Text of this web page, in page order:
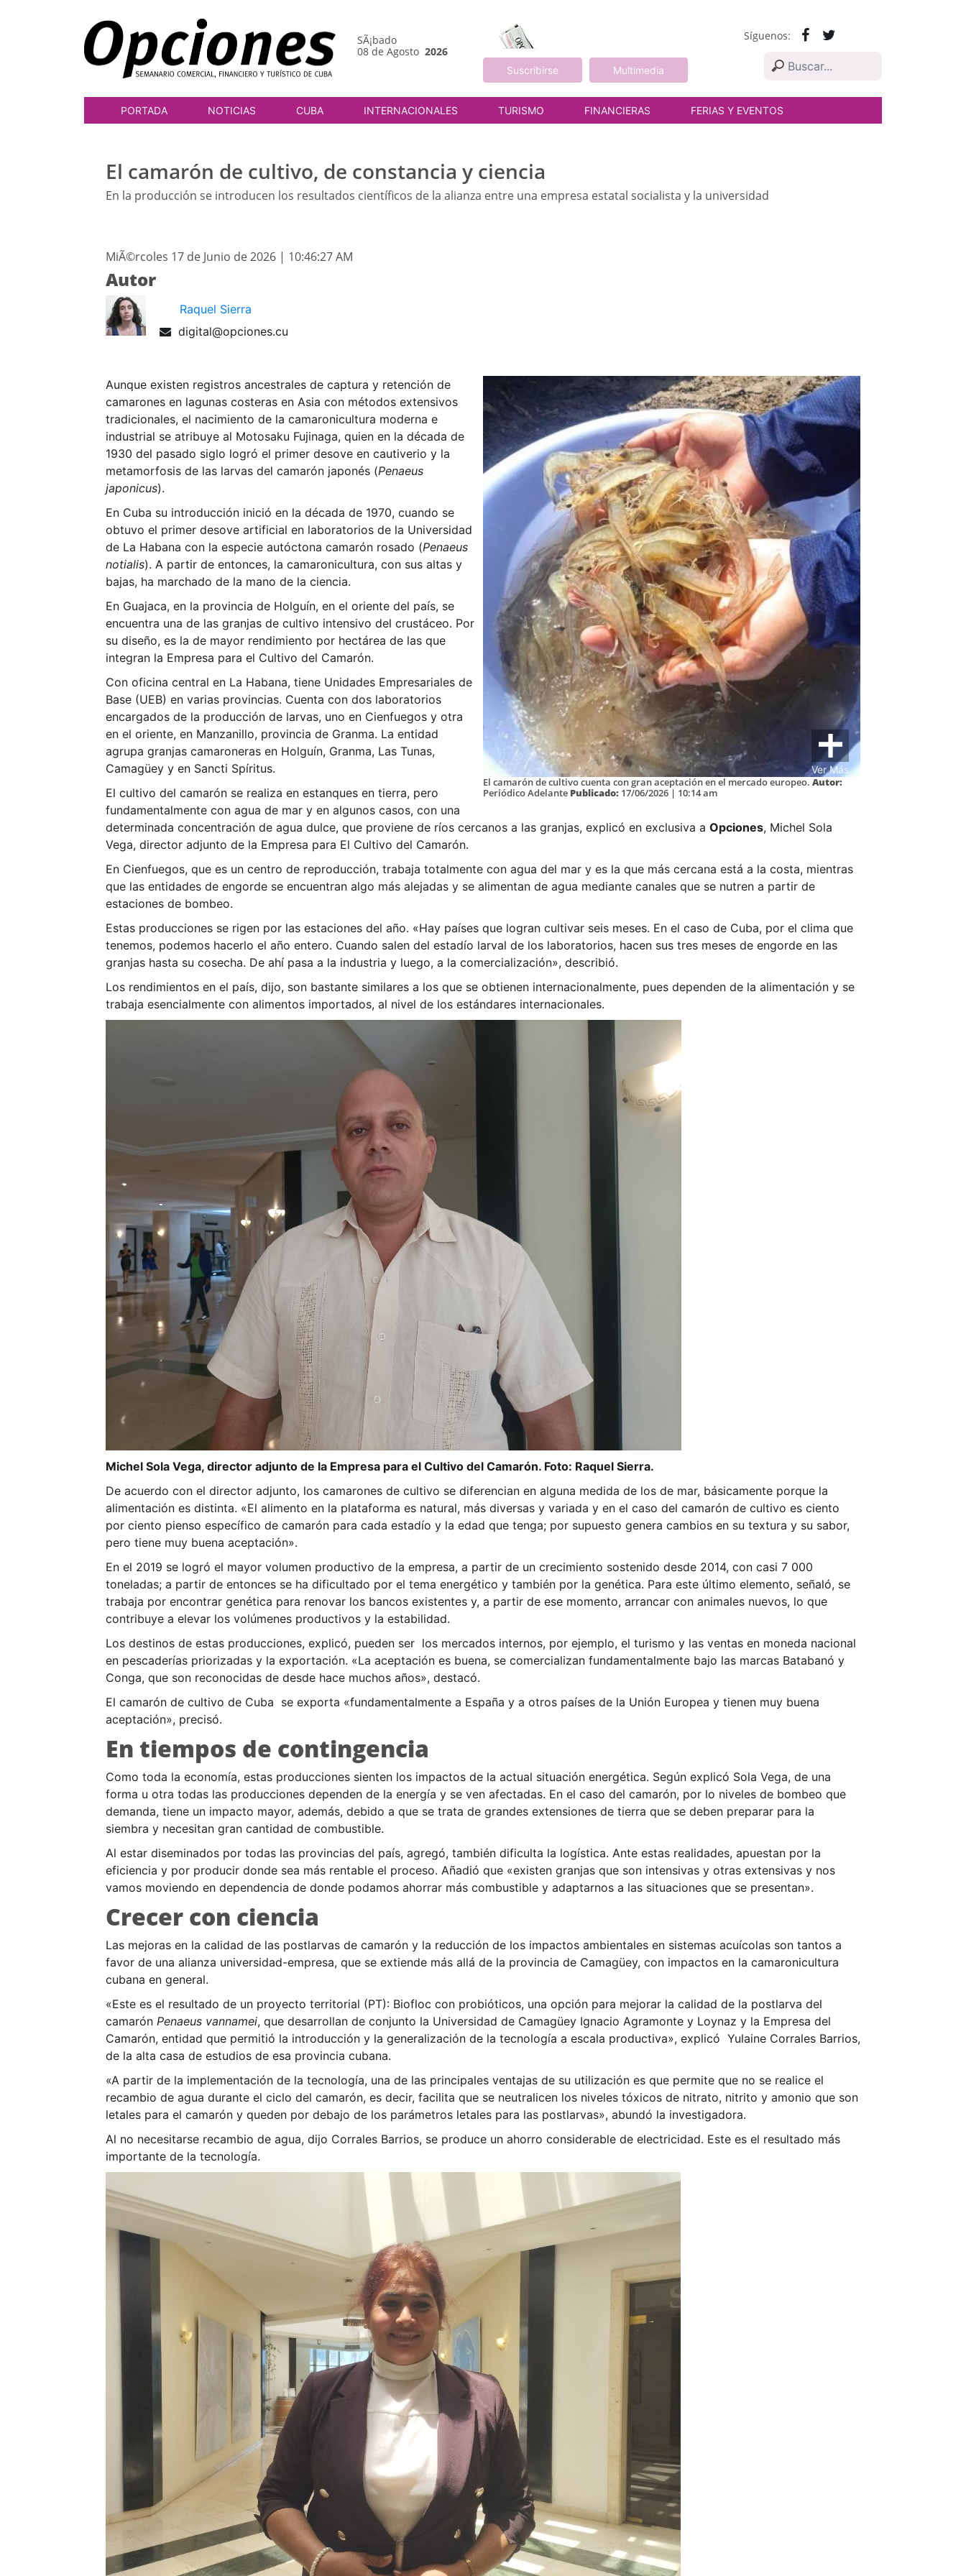
SÃ¡bado
08 de Agosto 2026
Suscribirse Multimedia
Síguenos:
PORTADA NOTICIAS CUBA INTERNACIONALES TURISMO FINANCIERAS FERIAS Y EVENTOS
El camarón de cultivo, de constancia y ciencia
En la producción se introducen los resultados científicos de la alianza entre una empresa estatal socialista y la universidad
MiÃ©rcoles 17 de Junio de 2026 | 10:46:27 AM
Autor
Raquel Sierra
digital@opciones.cu
Ver Más
El camarón de cultivo cuenta con gran aceptación en el mercado europeo. Autor:
Periódico Adelante Publicado: 17/06/2026 | 10:14 am
Aunque existen registros ancestrales de captura y retención de
camarones en lagunas costeras en Asia con métodos extensivos
tradicionales, el nacimiento de la camaronicultura moderna e
industrial se atribuye al Motosaku Fujinaga, quien en la década de
1930 del pasado siglo logró el primer desove en cautiverio y la
metamorfosis de las larvas del camarón japonés (Penaeus
japonicus).
En Cuba su introducción inició en la década de 1970, cuando se
obtuvo el primer desove artificial en laboratorios de la Universidad
de La Habana con la especie autóctona camarón rosado (Penaeus
notialis). A partir de entonces, la camaronicultura, con sus altas y
bajas, ha marchado de la mano de la ciencia.
En Guajaca, en la provincia de Holguín, en el oriente del país, se
encuentra una de las granjas de cultivo intensivo del crustáceo. Por
su diseño, es la de mayor rendimiento por hectárea de las que
integran la Empresa para el Cultivo del Camarón.
Con oficina central en La Habana, tiene Unidades Empresariales de
Base (UEB) en varias provincias. Cuenta con dos laboratorios
encargados de la producción de larvas, uno en Cienfuegos y otra
en el oriente, en Manzanillo, provincia de Granma. La entidad
agrupa granjas camaroneras en Holguín, Granma, Las Tunas,
Camagüey y en Sancti Spíritus.
El cultivo del camarón se realiza en estanques en tierra, pero
fundamentalmente con agua de mar y en algunos casos, con una
determinada concentración de agua dulce, que proviene de ríos cercanos a las granjas, explicó en exclusiva a Opciones, Michel Sola
Vega, director adjunto de la Empresa para El Cultivo del Camarón.
En Cienfuegos, que es un centro de reproducción, trabaja totalmente con agua del mar y es la que más cercana está a la costa, mientras
que las entidades de engorde se encuentran algo más alejadas y se alimentan de agua mediante canales que se nutren a partir de
estaciones de bombeo.
Estas producciones se rigen por las estaciones del año. «Hay países que logran cultivar seis meses. En el caso de Cuba, por el clima que
tenemos, podemos hacerlo el año entero. Cuando salen del estadío larval de los laboratorios, hacen sus tres meses de engorde en las
granjas hasta su cosecha. De ahí pasa a la industria y luego, a la comercialización», describió.
Los rendimientos en el país, dijo, son bastante similares a los que se obtienen internacionalmente, pues dependen de la alimentación y se
trabaja esencialmente con alimentos importados, al nivel de los estándares internacionales.
Michel Sola Vega, director adjunto de la Empresa para el Cultivo del Camarón. Foto: Raquel Sierra.
De acuerdo con el director adjunto, los camarones de cultivo se diferencian en alguna medida de los de mar, básicamente porque la
alimentación es distinta. «El alimento en la plataforma es natural, más diversas y variada y en el caso del camarón de cultivo es ciento
por ciento pienso específico de camarón para cada estadío y la edad que tenga; por supuesto genera cambios en su textura y su sabor,
pero tiene muy buena aceptación».
En el 2019 se logró el mayor volumen productivo de la empresa, a partir de un crecimiento sostenido desde 2014, con casi 7 000
toneladas; a partir de entonces se ha dificultado por el tema energético y también por la genética. Para este último elemento, señaló, se
trabaja por encontrar genética para renovar los bancos existentes y, a partir de ese momento, arrancar con animales nuevos, lo que
contribuye a elevar los volúmenes productivos y la estabilidad.
Los destinos de estas producciones, explicó, pueden ser los mercados internos, por ejemplo, el turismo y las ventas en moneda nacional
en pescaderías priorizadas y la exportación. «La aceptación es buena, se comercializan fundamentalmente bajo las marcas Batabanó y
Conga, que son reconocidas de desde hace muchos años», destacó.
El camarón de cultivo de Cuba se exporta «fundamentalmente a España y a otros países de la Unión Europea y tienen muy buena
aceptación», precisó.
En tiempos de contingencia
Como toda la economía, estas producciones sienten los impactos de la actual situación energética. Según explicó Sola Vega, de una
forma u otra todas las producciones dependen de la energía y se ven afectadas. En el caso del camarón, por lo niveles de bombeo que
demanda, tiene un impacto mayor, además, debido a que se trata de grandes extensiones de tierra que se deben preparar para la
siembra y necesitan gran cantidad de combustible.
Al estar diseminados por todas las provincias del país, agregó, también dificulta la logística. Ante estas realidades, apuestan por la
eficiencia y por producir donde sea más rentable el proceso. Añadió que «existen granjas que son intensivas y otras extensivas y nos
vamos moviendo en dependencia de donde podamos ahorrar más combustible y adaptarnos a las situaciones que se presentan».
Crecer con ciencia
Las mejoras en la calidad de las postlarvas de camarón y la reducción de los impactos ambientales en sistemas acuícolas son tantos a
favor de una alianza universidad-empresa, que se extiende más allá de la provincia de Camagüey, con impactos en la camaronicultura
cubana en general.
«Este es el resultado de un proyecto territorial (PT): Biofloc con probióticos, una opción para mejorar la calidad de la postlarva del
camarón Penaeus vannamei, que desarrollan de conjunto la Universidad de Camagüey Ignacio Agramonte y Loynaz y la Empresa del
Camarón, entidad que permitió la introducción y la generalización de la tecnología a escala productiva», explicó Yulaine Corrales Barrios,
de la alta casa de estudios de esa provincia cubana.
«A partir de la implementación de la tecnología, una de las principales ventajas de su utilización es que permite que no se realice el
recambio de agua durante el ciclo del camarón, es decir, facilita que se neutralicen los niveles tóxicos de nitrato, nitrito y amonio que son
letales para el camarón y queden por debajo de los parámetros letales para las postlarvas», abundó la investigadora.
Al no necesitarse recambio de agua, dijo Corrales Barrios, se produce un ahorro considerable de electricidad. Este es el resultado más
importante de la tecnología.